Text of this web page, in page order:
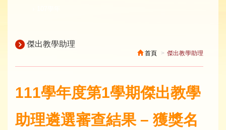
傑出教學助理
首頁 傑出教學助理
111學年度第1學期傑出教學
助理遴選審查結果 – 獲獎名